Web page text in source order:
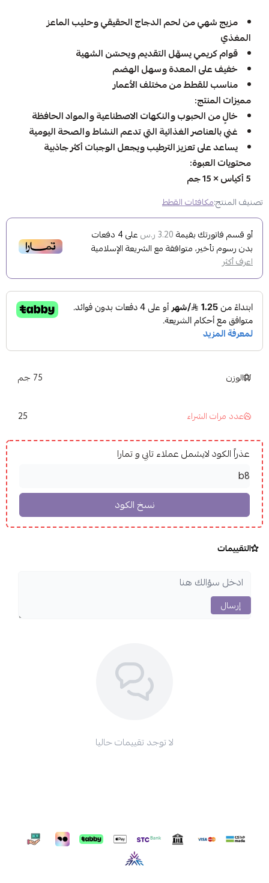
مزيج شهي من لحم الدجاج الحقيقي وحليب الماعز
المغذي
قوام كريمي يسهّل التقديم ويحسّن الشهية
خفيف على المعدة وسهل الهضم
مناسب للقطط من مختلف الأعمار
مميزات المنتج:
خالٍ من الحبوب والنكهات الاصطناعية والمواد الحافظة
غني بالعناصر الغذائية التي تدعم النشاط والصحة اليومية
يساعد على تعزيز الترطيب ويجعل الوجبات أكثر جاذبية
محتويات العبوة:
5 أكياس × 15 جم
تصنيف المنتج:مكافئات القطط
أو قسم فاتورتك بقيمة 3.20 ر.س على4 دفعات
بدون رسوم تأخير، متوافقة مع الشريعة الإسلامية
اعرف أكثر
الوزن 75 جم
عدد مرات الشراء 25
عذراً الكود لايشمل عملاء تابي و تمارا
التقييمات
إرسال
لا توجد تقييمات حاليا